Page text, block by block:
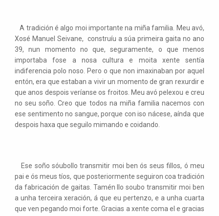
A tradición é algo moi importante na miña familia. Meu avó,
Xosé Manuel Seivane, construíu a súa primeira gaita no ano
39, nun momento no que, seguramente, o que menos
importaba fose a nosa cultura e moita xente sentía
indiferencia polo noso. Pero o que non imaxinaban por aquel
entón, era que estaban a vivir un momento de gran rexurdir e
que anos despois veríanse os froitos. Meu avó pelexou e creu
no seu soño. Creo que todos na miña familia nacemos con
ese sentimento no sangue, porque con iso nácese, aínda que
despois haxa que seguilo mimando e coidando.
Ese soño sóubollo transmitir moi ben ós seus fillos, ó meu
pai e ós meus tíos, que posteriormente seguiron coa tradición
da fabricación de gaitas. Tamén llo soubo transmitir moi ben
a unha terceira xeración, á que eu pertenzo, e a unha cuarta
que ven pegando moi forte. Gracias a xente coma el e gracias